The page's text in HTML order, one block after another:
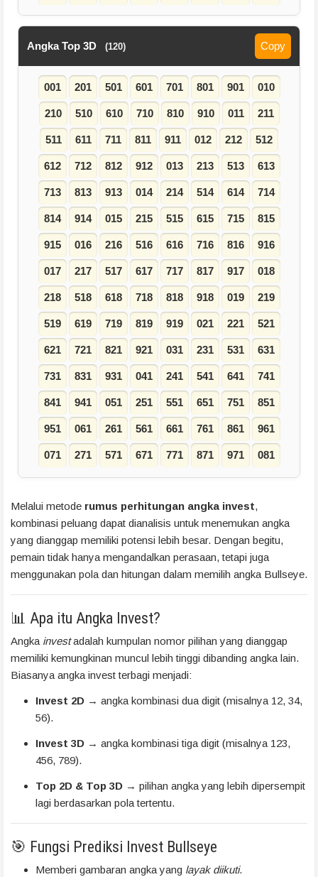
Angka Top 3D (120) Copy
001 201 501 601 701 801 901 010
210 510 610 710 810 910 011 211
511 611 711 811 911 012 212 512
612 712 812 912 013 213 513 613
713 813 913 014 214 514 614 714
814 914 015 215 515 615 715 815
915 016 216 516 616 716 816 916
017 217 517 617 717 817 917 018
218 518 618 718 818 918 019 219
519 619 719 819 919 021 221 521
621 721 821 921 031 231 531 631
731 831 931 041 241 541 641 741
841 941 051 251 551 651 751 851
951 061 261 561 661 761 861 961
071 271 571 671 771 871 971 081
Melalui metode rumus perhitungan angka invest,
kombinasi peluang dapat dianalisis untuk menemukan angka
yang dianggap memiliki potensi lebih besar. Dengan begitu,
pemain tidak hanya mengandalkan perasaan, tetapi juga
menggunakan pola dan hitungan dalam memilih angka Bullseye.
📊 Apa itu Angka Invest?
Angka investadalah kumpulan nomor pilihan yang dianggap
memiliki kemungkinan muncul lebih tinggi dibanding angka lain.
Biasanya angka invest terbagi menjadi:
Invest 2D → angka kombinasi dua digit (misalnya 12, 34,
56).
Invest 3D → angka kombinasi tiga digit (misalnya 123,
456, 789).
Top 2D & Top 3D → pilihan angka yang lebih dipersempit
lagi berdasarkan pola tertentu.
🎯 Fungsi Prediksi Invest Bullseye
Memberi gambaran angka yang layak diikuti.